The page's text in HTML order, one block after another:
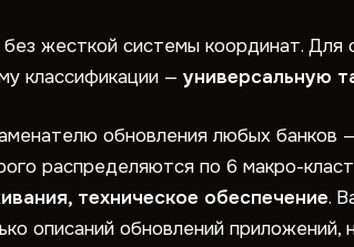
жесткой системы координат. Для
классификации — универсальную
обновления любых банков
распределяются по 6 макро-
техническое обеспечение.
описаний обновлений